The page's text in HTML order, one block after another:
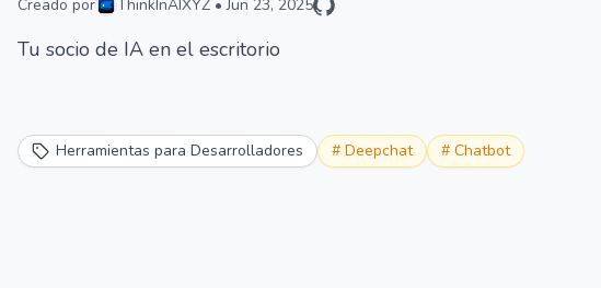
Creado por ThinkInAIXYZ • Jun 23, 2025
Tu socio de IA en el escritorio
Herramientas para Desarrolladores # Deepchat # Chatbot